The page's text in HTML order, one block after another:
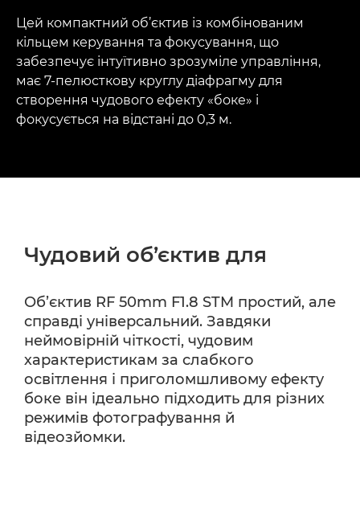
Цей компактний об’єктив із комбінованим
кільцем керування та фокусування, що
забезпечує інтуїтивно зрозуміле управління,
має 7-пелюсткову круглу діафрагму для
створення чудового ефекту «боке» і
фокусується на відстані до 0,3 м.
Чудовий об’єктив для
Об’єктив RF 50mm F1.8 STM простий, але
справді універсальний. Завдяки
неймовірній чіткості, чудовим
характеристикам за слабкого
освітлення і приголомшливому ефекту
боке він ідеально підходить для різних
режимів фотографування й
відеозйомки.